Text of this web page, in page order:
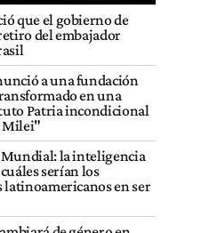
que el gobierno de
del embajador
a una fundación
en una
Patria incondicional
Milei"
la inteligencia
serían los
latinoamericanos en ser